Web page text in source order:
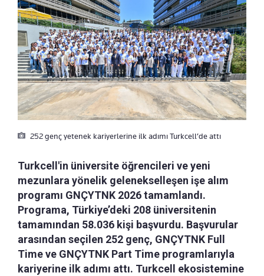
252 genç yetenek kariyerlerine ilk adımı Turkcell’de attı
Turkcell'in üniversite öğrencileri ve yeni
mezunlara yönelik gelenekselleşen işe alım
programı GNÇYTNK 2026 tamamlandı.
Programa, Türkiye’deki 208 üniversitenin
tamamından 58.036 kişi başvurdu. Başvurular
arasından seçilen 252 genç, GNÇYTNK Full
Time ve GNÇYTNK Part Time programlarıyla
kariyerine ilk adımı attı. Turkcell ekosistemine